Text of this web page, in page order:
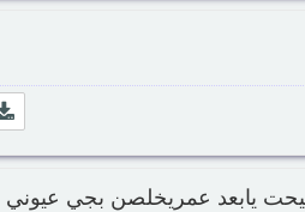
يابعد عمريخلصن بجي عيوني